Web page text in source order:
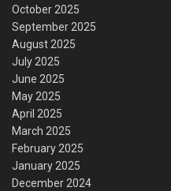
October 2025
September 2025
August 2025
July 2025
June 2025
May 2025
April 2025
March 2025
February 2025
January 2025
December 2024